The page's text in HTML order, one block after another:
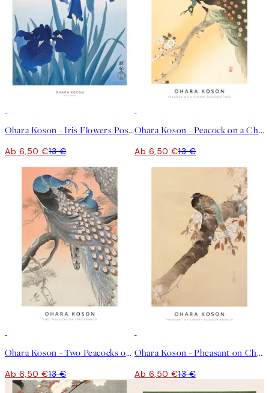
Ohara Koson - Iris Flowers Poster
Ab 6,50 €13 €
Ohara Koson - Peacock on a Cherry Blossom Tree Poster
Ab 6,50 €13 €
Ohara Koson - Two Peacocks on Tree Branch Poster
Ab 6,50 €13 €
Ohara Koson - Pheasant on Cherry Blossom Branch Poster
Ab 6,50 €13 €